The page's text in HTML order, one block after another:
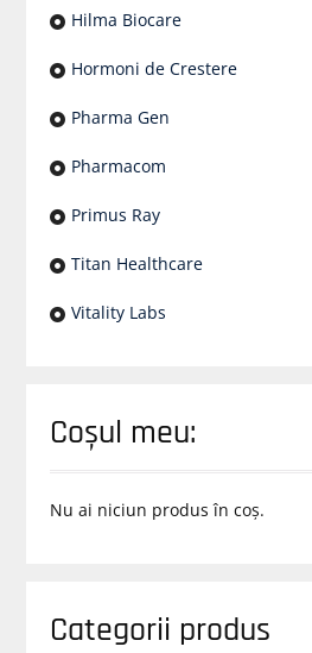
Hilma Biocare
Hormoni de Crestere
Pharma Gen
Pharmacom
Primus Ray
Titan Healthcare
Vitality Labs
Coșul meu:
Nu ai niciun produs în coș.
Categorii produs